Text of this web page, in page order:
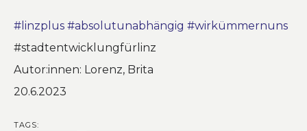
#linzplus #absolutunabhängig #wirkümmernuns
#stadtentwicklungfürlinz
Autor:innen: Lorenz, Brita
20.6.2023
TAGS: